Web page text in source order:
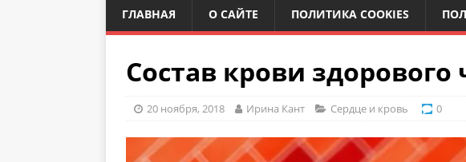
ГЛАВНАЯ О САЙТЕ ПОЛИТИКА COOKIES
Состав крови здорового
20 ноября, 2018 Ирина Кант Сердце и кровь 0